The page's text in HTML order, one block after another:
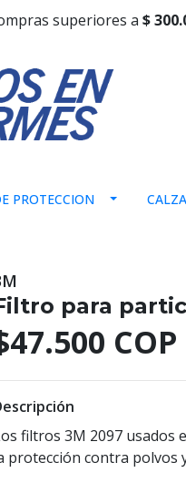
superiores a $
PROTECCION
para
COP
filtros 3M 2097 usados
protección contra polvos